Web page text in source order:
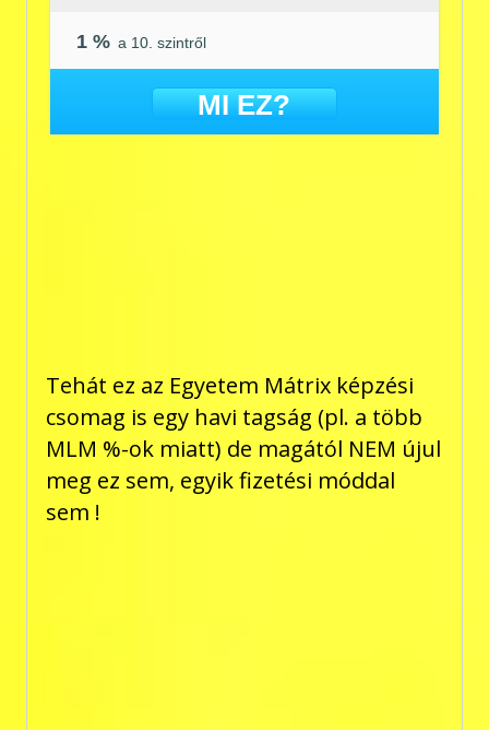
1 % a 10. szintről
MI EZ?
Tehát ez az Egyetem Mátrix képzési
csomag is egy havi tagság (pl. a több
MLM %-ok miatt) de magától NEM újul
meg ez sem, egyik fizetési móddal
sem !